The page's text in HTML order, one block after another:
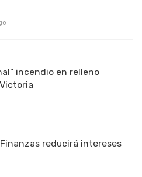
incendio en relleno
reducirá intereses